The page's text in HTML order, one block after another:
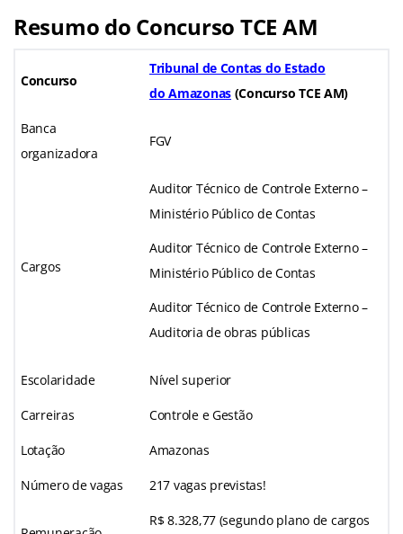
Resumo do Concurso TCE AM
Concurso
Tribunal de Contas do Estado
do Amazonas (Concurso TCE AM)
Banca
organizadora
FGV
Cargos
Auditor Técnico de Controle Externo –
Ministério Público de Contas
Auditor Técnico de Controle Externo –
Ministério Público de Contas
Auditor Técnico de Controle Externo –
Auditoria de obras públicas
Escolaridade Nível superior
Carreiras Controle e Gestão
Lotação Amazonas
Número de vagas 217 vagas previstas!
R$ 8.328,77 (segundo plano de cargos